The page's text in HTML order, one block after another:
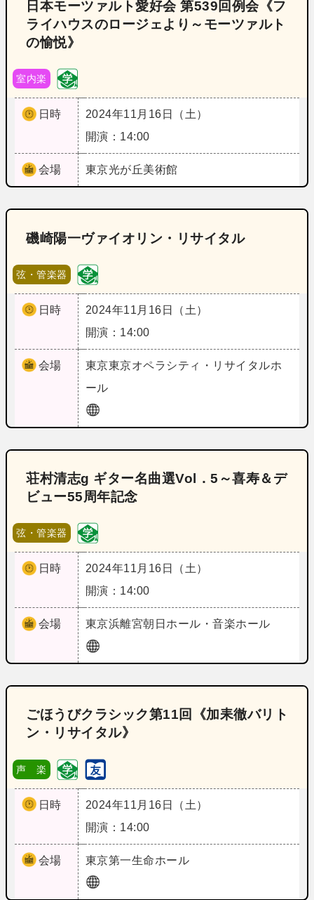
日本モーツァルト愛好会 第539回例会《フ
ライハウスのロージェより～モーツァルト
の愉悦》
室内楽
日時
2024年11月16日（土）
開演：14:00
会場 東京光が丘美術館
磯崎陽一ヴァイオリン・リサイタル
弦・管楽器
日時
2024年11月16日（土）
開演：14:00
会場 東京東京オペラシティ・リサイタルホ
ール
荘村清志g ギター名曲選Vol．5～喜寿＆デ
ビュー55周年記念
弦・管楽器
日時
2024年11月16日（土）
開演：14:00
会場 東京浜離宮朝日ホール・音楽ホール
ごほうびクラシック第11回《加耒徹バリト
ン・リサイタル》
声 楽
日時
2024年11月16日（土）
開演：14:00
会場 東京第一生命ホール